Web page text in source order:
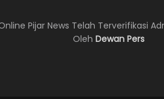
Pijar News Telah Terverifikasi
Oleh Dewan Pers